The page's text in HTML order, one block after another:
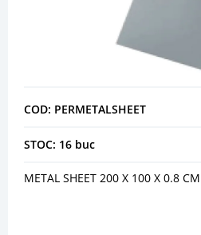
COD: PERMETALSHEET
STOC: 16 buc
METAL SHEET 200 X 100 X 0.8 CM